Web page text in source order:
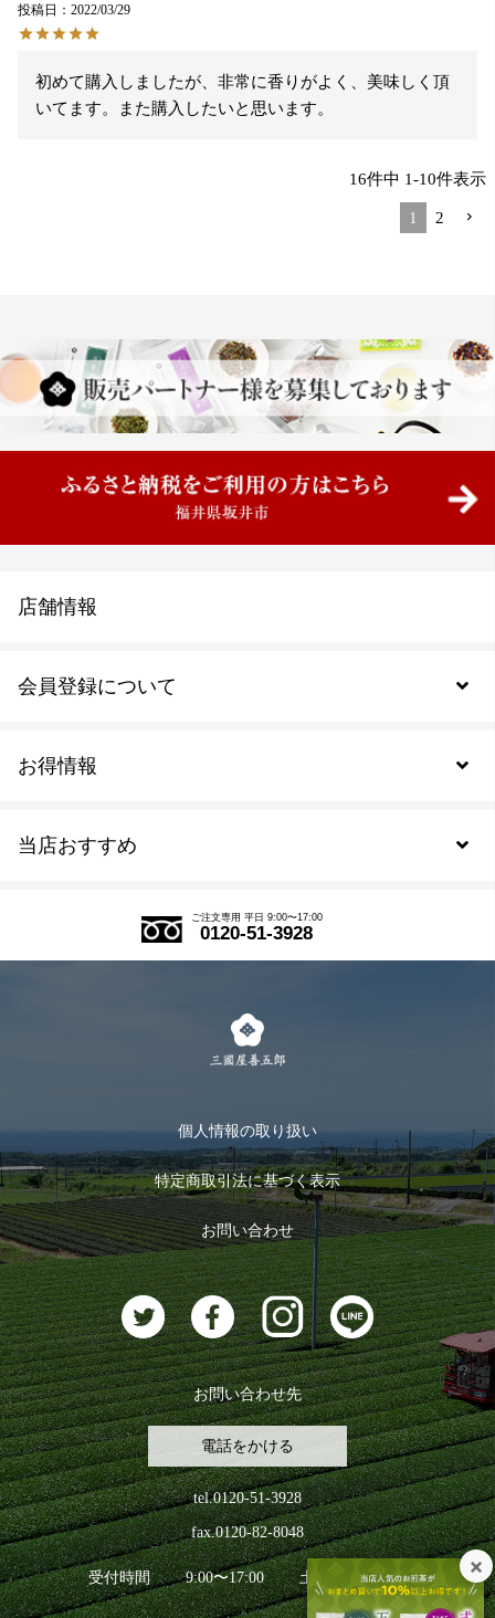
投稿日
2022/03/29
初めて購入しましたが、非常に香りがよく、美味しく頂
いてます。また購入したいと思います。
16件中 1-10件表示
1 2
当店おすすめ
式部の香りシリーズ
お茶のギフト
おすすめのお茶
お茶に合うスイーツ
お得情報
会員登録について
会員規約について
ログイン
ログアウト
店舗情報
ご注文専用 平日 9:00〜17:00
0120-51-3928
個人情報の取り扱い
特定商取引法に基づく表示
お問い合わせ
お問い合わせ先
電話をかける
tel.0120-51-3928
fax.0120-82-8048
受付時間 9:00〜17:00 土日祝日を除く